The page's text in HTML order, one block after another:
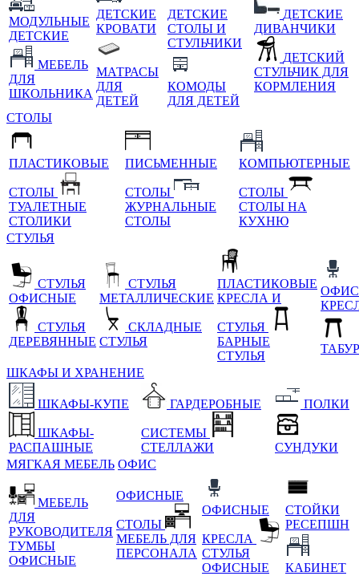
МОДУЛЬНЫЕ
ДЕТСКИЕ
МЕБЕЛЬ
ДЛЯ
ШКОЛЬНИКА
ДЕТСКИЕ
КРОВАТИ
МАТРАСЫ
ДЛЯ
ДЕТЕЙ
ДЕТСКИЕ
СТОЛЫ И
СТУЛЬЧИКИ
КОМОДЫ
ДЛЯ ДЕТЕЙ
ДЕТСКИЕ
ДИВАНЧИКИ
ДЕТСКИЙ
СТУЛЬЧИК ДЛЯ
КОРМЛЕНИЯ
СТОЛЫ
ПЛАСТИКОВЫЕ
СТОЛЫ
ТУАЛЕТНЫЕ
СТОЛИКИ
ПИСЬМЕННЫЕ
СТОЛЫ
ЖУРНАЛЬНЫЕ
СТОЛЫ
КОМПЬЮТЕРНЫЕ
СТОЛЫ
СТОЛЫ НА
КУХНЮ
СТУЛЬЯ
СТУЛЬЯ
ОФИСНЫЕ
СТУЛЬЯ
ДЕРЕВЯННЫЕ
СТУЛЬЯ
МЕТАЛЛИЧЕСКИЕ
СКЛАДНЫЕ
СТУЛЬЯ
ПЛАСТИКОВЫЕ
КРЕСЛА И
СТУЛЬЯ
БАРНЫЕ
СТУЛЬЯ
ШКАФЫ И ХРАНЕНИЕ
ШКАФЫ-КУПЕ
ШКАФЫ-
РАСПАШНЫЕ
ГАРДЕРОБНЫЕ
СИСТЕМЫ
СТЕЛЛАЖИ
ПОЛКИ
СУНДУКИ
МЯГКАЯ МЕБЕЛЬ ОФИС
МЕБЕЛЬ
ДЛЯ
РУКОВОДИТЕЛЯ
ТУМБЫ
ОФИСНЫЕ
ОФИСНЫЕ
СТОЛЫ
МЕБЕЛЬ ДЛЯ
ПЕРСОНАЛА
ОФИСНЫЕ
КРЕСЛА
СТУЛЬЯ
ОФИСНЫЕ
СТОЙКИ
РЕСЕПШН
КАБИНЕТ